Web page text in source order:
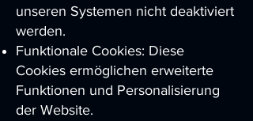
unseren Systemen nicht deaktiviert
werden.
Funktionale Cookies: Diese
Cookies ermöglichen erweiterte
Funktionen und Personalisierung
der Website.